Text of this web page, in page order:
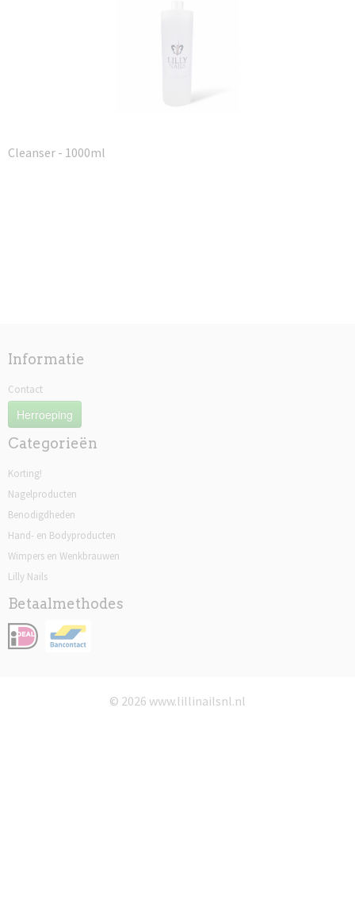
Cleanser - 1000ml
Informatie
Contact
Herroeping
Categorieën
Korting!
Nagelproducten
Benodigdheden
Hand- en Bodyproducten
Wimpers en Wenkbrauwen
Lilly Nails
Betaalmethodes
© 2026 www.lillinailsnl.nl